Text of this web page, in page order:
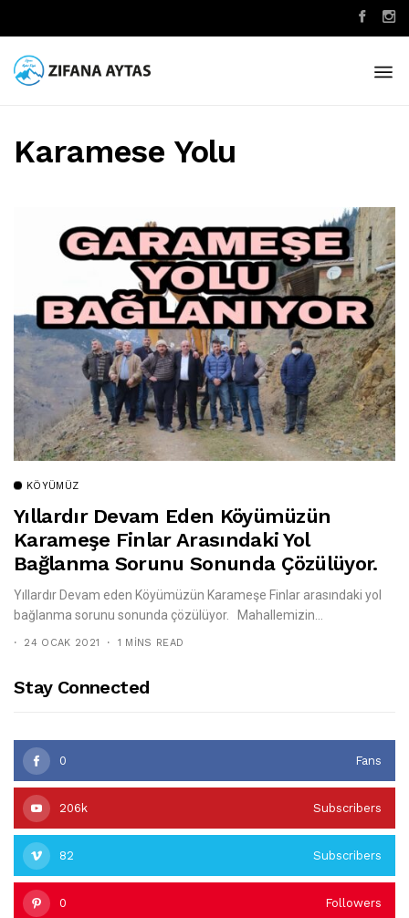
Karamese Yolu
KÖYÜMÜZ
Yıllardır Devam Eden Köyümüzün
Karameşe Finlar Arasındaki Yol
Bağlanma Sorunu Sonunda Çözülüyor.
Yıllardır Devam eden Köyümüzün Karameşe Finlar arasındaki yol
bağlanma sorunu sonunda çözülüyor. Mahallemizin...
24 OCAK 2021 1 MINS READ
Stay Connected
0 Fans
206k Subscribers
82 Subscribers
0 Followers